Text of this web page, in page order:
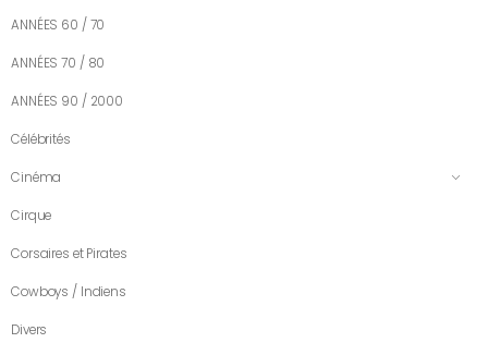
ANNÉES 60 / 70
ANNÉES 70 / 80
ANNÉES 90 / 2000
Célébrités
Cinéma
Cirque
Corsaires et Pirates
Cowboys / Indiens
Divers